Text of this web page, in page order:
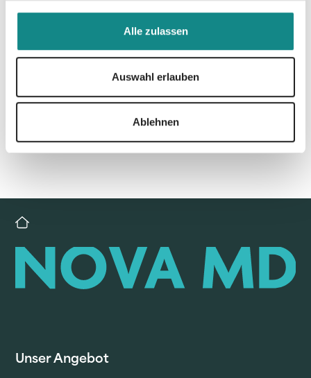
Alle zulassen
Auswahl erlauben
Ablehnen
Unser Angebot